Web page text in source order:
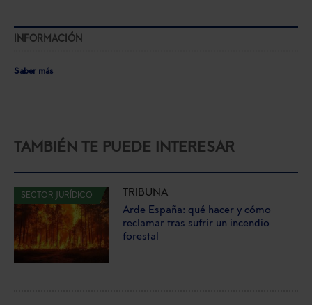
INFORMACIÓN
Saber más
TAMBIÉN TE PUEDE INTERESAR
SECTOR JURÍDICO
TRIBUNA
Arde España: qué hacer y cómo
reclamar tras sufrir un incendio
forestal